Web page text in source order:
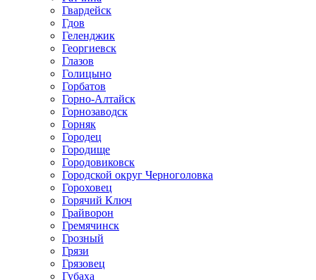
Гвардейск
Гдов
Геленджик
Георгиевск
Глазов
Голицыно
Горбатов
Горно-Алтайск
Горнозаводск
Горняк
Городец
Городище
Городовиковск
Городской округ Черноголовка
Гороховец
Горячий Ключ
Грайворон
Гремячинск
Грозный
Грязи
Грязовец
Губаха